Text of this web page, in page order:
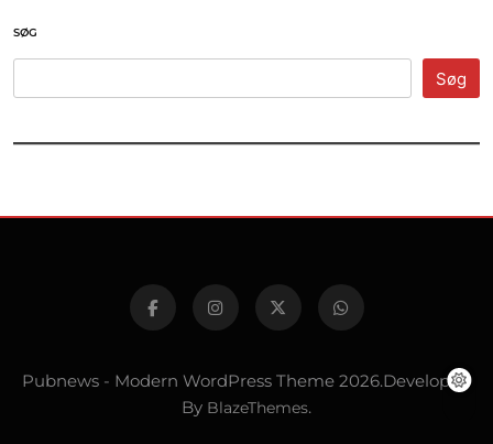
SØG
Søg
Pubnews - Modern WordPress Theme 2026.Developed
By BlazeThemes.